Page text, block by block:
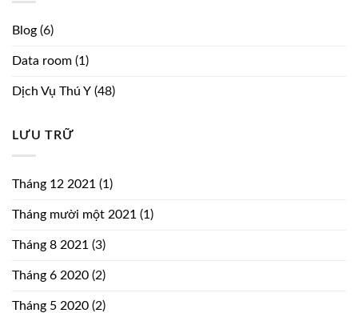
Blog (6)
Data room (1)
Dịch Vụ Thú Y (48)
LƯU TRỮ
Tháng 12 2021 (1)
Tháng mười một 2021 (1)
Tháng 8 2021 (3)
Tháng 6 2020 (2)
Tháng 5 2020 (2)